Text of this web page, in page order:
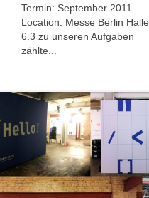
Termin: September 2011
Location: Messe Berlin Halle
6.3 zu unseren Aufgaben
zählte...